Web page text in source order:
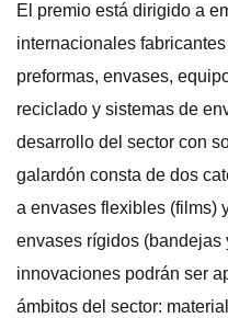
El premio está dirigido a
internacionales
preformas, envases,
reciclado y sistemas de
desarrollo del sector con
galardón consta de dos
a envases flexibles (films)
envases rígidos (bandejas
innovaciones podrán ser
ámbitos del sector: